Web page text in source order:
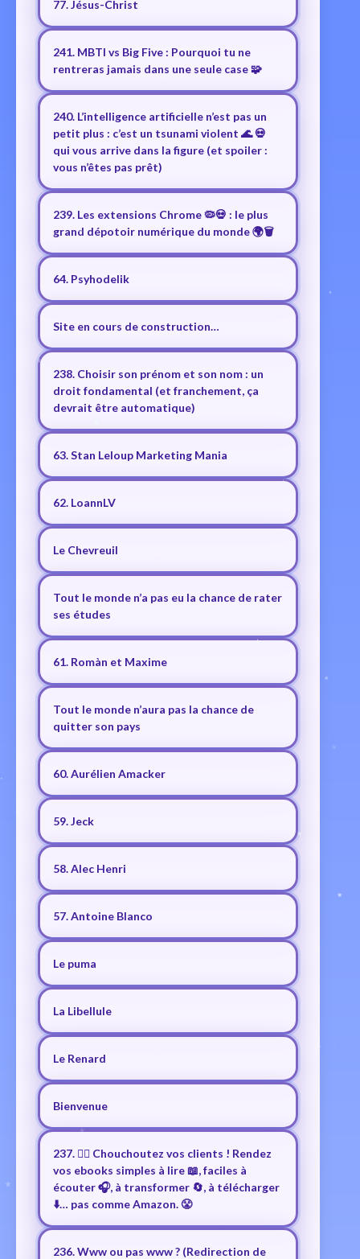
77. Jésus-Christ
241. MBTI vs Big Five : Pourquoi tu ne
rentreras jamais dans une seule case 🧩
240. L’intelligence artificielle n’est pas un
petit plus : c’est un tsunami violent 🌊 💀
qui vous arrive dans la figure (et spoiler :
vous n’êtes pas prêt)
239. Les extensions Chrome 🦠💀 : le plus
grand dépotoir numérique du monde 🌍🗑️
64. Psyhodelik
Site en cours de construction…
238. Choisir son prénom et son nom : un
droit fondamental (et franchement, ça
devrait être automatique)
63. Stan Leloup Marketing Mania
62. LoannLV
Le Chevreuil
Tout le monde n’a pas eu la chance de rater
ses études
61. Romàn et Maxime
Tout le monde n’aura pas la chance de
quitter son pays
60. Aurélien Amacker
59. Jeck
58. Alec Henri
57. Antoine Blanco
Le puma
La Libellule
Le Renard
Bienvenue
237. ❤️‍🔥 Chouchoutez vos clients ! Rendez
vos ebooks simples à lire 📖, faciles à
écouter 🎧, à transformer 🔄, à télécharger
⬇️… pas comme Amazon. 😤
236. Www ou pas www ? (Redirection de